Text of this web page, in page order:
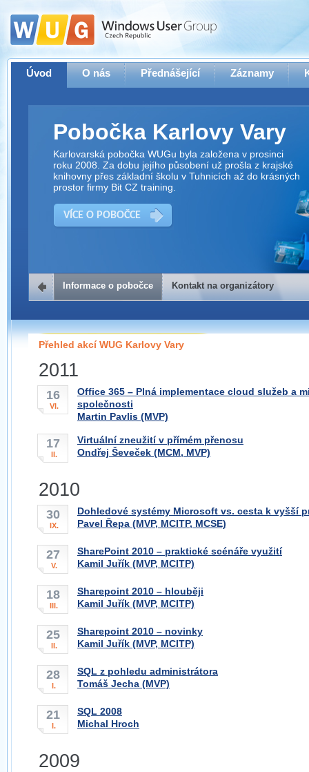
Úvod O nás Přednášející Záznamy
Pobočka Karlovy Vary
Karlovarská pobočka WUGu byla založena v prosinci
roku 2008. Za dobu jejího působení už prošla z krajské
knihovny přes základní školu v Tuhnicích až do krásných
prostor firmy Bit CZ training.
VÍCE O POBOČCE
Kontakt na organizátory
Pokud máte jakýkoliv dotaz na organizátory této
pobočky, prosím neváhejte nás kontaktovat na e-mailu:
Informace o pobočce Kontakt na organizátory
Přehled akcí WUG Karlovy Vary
2011
16
VI.
Office 365 – Plná implementace cloud služeb a
společnosti
Martin Pavlis (MVP)
17
II.
Virtuální zneužití v přímém přenosu
Ondřej Ševeček (MCM, MVP)
2010
30
IX.
Dohledové systémy Microsoft vs. cesta k vyšší
Pavel Řepa (MVP, MCITP, MCSE)
27
V.
SharePoint 2010 – praktické scénáře využití
Kamil Juřík (MVP, MCITP)
18
III.
Sharepoint 2010 – hlouběji
Kamil Juřík (MVP, MCITP)
25
II.
Sharepoint 2010 – novinky
Kamil Juřík (MVP, MCITP)
28
I.
SQL z pohledu administrátora
Tomáš Jecha (MVP)
21
I.
SQL 2008
Michal Hroch
2009